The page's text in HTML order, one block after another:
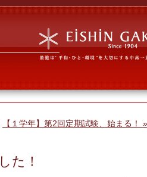
【１学年】第2回定期試験、始まる！ »
た！